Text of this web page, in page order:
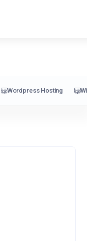
Wordpress Hosting